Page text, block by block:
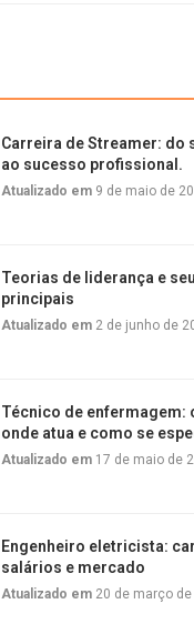
Carreira de Streamer: do
ao sucesso profissional.
Atualizado em 9 de maio de
Teorias de liderança e
principais
Atualizado em 2 de junho de
Técnico de enfermagem:
onde atua e como se
Atualizado em 17 de maio de
Engenheiro eletricista:
salários e mercado
Atualizado em 20 de março de